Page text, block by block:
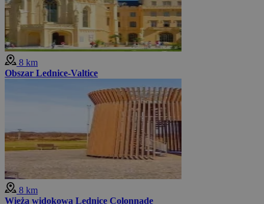
8 km
Obszar Lednice-Valtice
8 km
Wieża widokowa Lednice Colonnade